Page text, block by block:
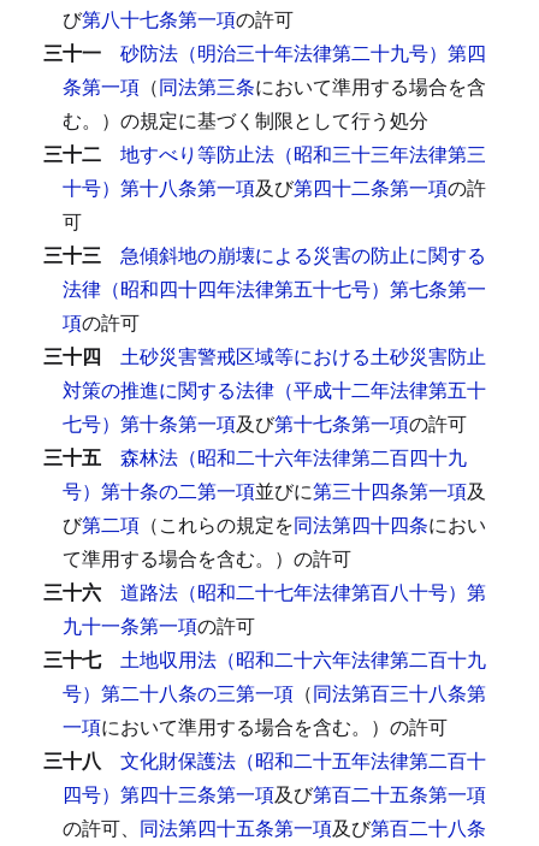
び第八十七条第一項の許可
三十一 砂防法（明治三十年法律第二十九号）第四
条第一項 （同法第三条において準用する場合を含
む。）の規定に基づく制限として行う処分
三十二 地すべり等防止法（昭和三十三年法律第三
十号）第十八条第一項及び第四十二条第一項の許
可
三十三 急傾斜地の崩壊による災害の防止に関する
法律（昭和四十四年法律第五十七号）第七条第一
項の許可
三十四 土砂災害警戒区域等における土砂災害防止
対策の推進に関する法律（平成十二年法律第五十
七号）第十条第一項及び第十七条第一項の許可
三十五 森林法（昭和二十六年法律第二百四十九
号）第十条の二第一項並びに第三十四条第一項及
び第二項 （これらの規定を同法第四十四条におい
て準用する場合を含む。）の許可
三十六 道路法（昭和二十七年法律第百八十号）第
九十一条第一項の許可
三十七 土地収用法（昭和二十六年法律第二百十九
号）第二十八条の三第一項 （同法第百三十八条第
一項において準用する場合を含む。）の許可
三十八 文化財保護法（昭和二十五年法律第二百十
四号）第四十三条第一項及び第百二十五条第一項
の許可、 同法第四十五条第一項及び第百二十八条